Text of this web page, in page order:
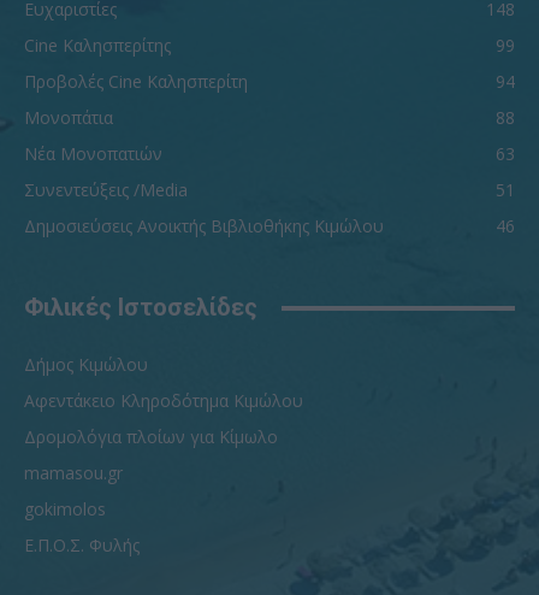
Ευχαριστίες
148
Cine Καλησπερίτης
99
Προβολές Cine Καλησπερίτη
94
Μονοπάτια
88
Νέα Μονοπατιών
63
Συνεντεύξεις /Media
51
Δημοσιεύσεις Ανοικτής Βιβλιοθήκης Κιμώλου
46
Φιλικές Ιστοσελίδες
Δήμος Κιμώλου
Αφεντάκειο Κληροδότημα Κιμώλου
Δρομολόγια πλοίων για Κίμωλο
mamasou.gr
gokimolos
Ε.Π.Ο.Σ. Φυλής